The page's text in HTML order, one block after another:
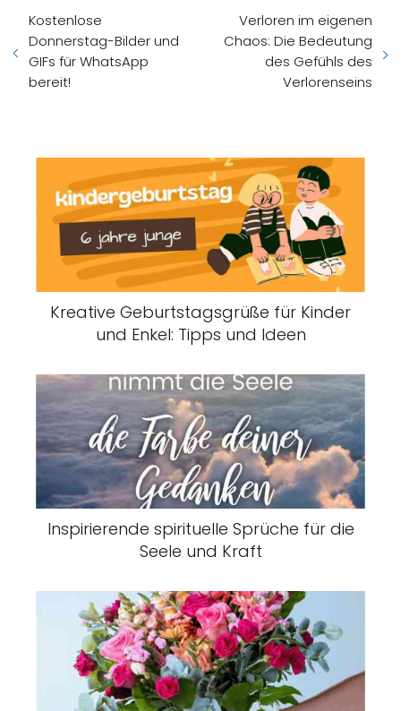
Kostenlose
Donnerstag-Bilder und
GIFs für WhatsApp
bereit!
Verloren im eigenen
Chaos: Die Bedeutung
des Gefühls des
Verlorenseins
Kreative Geburtstagsgrüße für Kinder
und Enkel: Tipps und Ideen
Inspirierende spirituelle Sprüche für die
Seele und Kraft